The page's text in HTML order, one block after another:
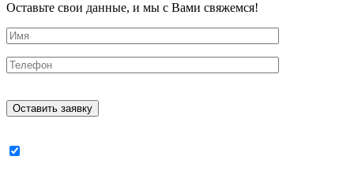
Оставьте свои данные, и мы с Вами свяжемся!